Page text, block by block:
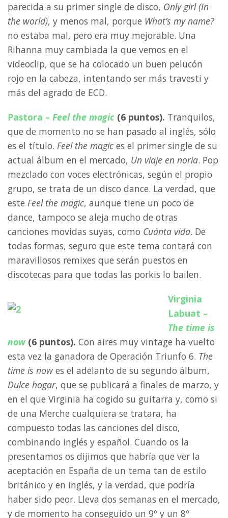
parecida a su primer single de disco, Only girl (In
the world), y menos mal, porque What’s my name?
no estaba mal, pero era muy mejorable. Una
Rihanna muy cambiada la que vemos en el
videoclip, que se ha colocado un buen pelucón
rojo en la cabeza, intentando ser más travesti y
más del agrado de ECD.
Pastora – Feel the magic (6 puntos). Tranquilos,
que de momento no se han pasado al inglés, sólo
es el título. Feel the magic es el primer single de su
actual álbum en el mercado, Un viaje en noria. Pop
mezclado con voces electrónicas, según el propio
grupo, se trata de un disco dance. La verdad, que
este Feel the magic, aunque tiene un poco de
dance, tampoco se aleja mucho de otras
canciones movidas suyas, como Cuánta vida. De
todas formas, seguro que este tema contará con
maravillosos remixes que serán puestos en
discotecas para que todas las porkis lo bailen.
Virginia
Labuat –
The time is
now(6 puntos). Con aires muy vintage ha vuelto
esta vez la ganadora de Operación Triunfo 6. The
time is now es el adelanto de su segundo álbum,
Dulce hogar, que se publicará a finales de marzo, y
en el que Virginia ha cogido su guitarra y, como si
de una Merche cualquiera se tratara, ha
compuesto todas las canciones del disco,
combinando inglés y español. Cuando os la
presentamos os dijimos que habría que ver la
aceptación en España de un tema tan de estilo
británico y en inglés, y la verdad, que podría
haber sido peor. Lleva dos semanas en el mercado,
y de momento ha conseguido un 9º y un 8º